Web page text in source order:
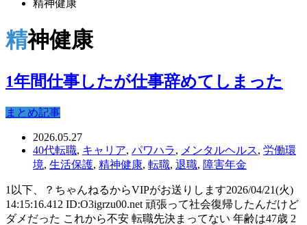
精神健康
精神健康
1年間仕事したが仕事辞めてしまった
まとめ記事
2026.05.27
40代転職, キャリア, パワハラ, メンタルヘルス, 労働環
境, 生活保護, 精神健康, 転職, 退職, 障害年金
1以下、？ちゃんねるからVIPがお送りします2026/04/21(火)
14:15:16.412 ID:O3igrzu00.net 頑張って社会復帰したんだけど
ダメだった これから不安 転職先決まってない 年齢は47歳 2